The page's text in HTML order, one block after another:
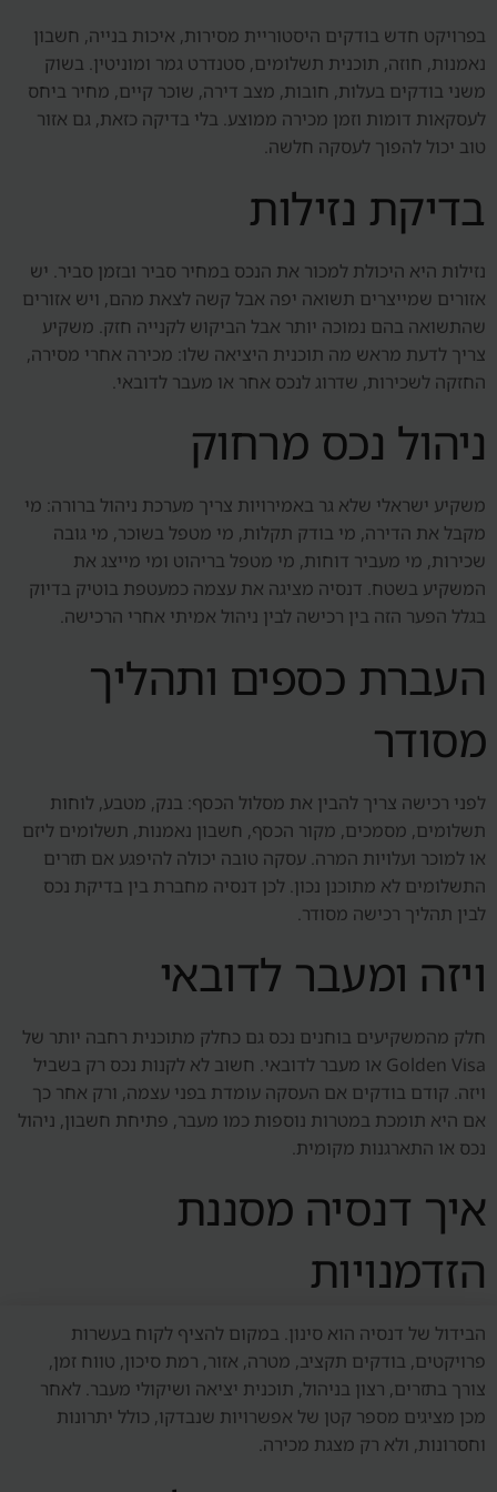
בפרויקט חדש בודקים היסטוריית מסירות, איכות בנייה, חשבון
נאמנות, חוזה, תוכנית תשלומים, סטנדרט גמר ומוניטין. בשוק
משני בודקים בעלות, חובות, מצב דירה, שוכר קיים, מחיר ביחס
לעסקאות דומות וזמן מכירה ממוצע. בלי בדיקה כזאת, גם אזור
טוב יכול להפוך לעסקה חלשה.
בדיקת נזילות
נזילות היא היכולת למכור את הנכס במחיר סביר ובזמן סביר. יש
אזורים שמייצרים תשואה יפה אבל קשה לצאת מהם, ויש אזורים
שהתשואה בהם נמוכה יותר אבל הביקוש לקנייה חזק. משקיע
צריך לדעת מראש מה תוכנית היציאה שלו: מכירה אחרי מסירה,
החזקה לשכירות, שדרוג לנכס אחר או מעבר לדובאי.
ניהול נכס מרחוק
משקיע ישראלי שלא גר באמירויות צריך מערכת ניהול ברורה: מי
מקבל את הדירה, מי בודק תקלות, מי מטפל בשוכר, מי גובה
שכירות, מי מעביר דוחות, מי מטפל בריהוט ומי מייצג את
המשקיע בשטח. דנסיה מציגה את עצמה כמעטפת בוטיק בדיוק
בגלל הפער הזה בין רכישה לבין ניהול אמיתי אחרי הרכישה.
העברת כספים ותהליך
מסודר
לפני רכישה צריך להבין את מסלול הכסף: בנק, מטבע, לוחות
תשלומים, מסמכים, מקור הכסף, חשבון נאמנות, תשלומים ליזם
או למוכר ועלויות המרה. עסקה טובה יכולה להיפגע אם תזרים
התשלומים לא מתוכנן נכון. לכן דנסיה מחברת בין בדיקת נכס
לבין תהליך רכישה מסודר.
ויזה ומעבר לדובאי
חלק מהמשקיעים בוחנים נכס גם כחלק מתוכנית רחבה יותר של
Golden Visa או מעבר לדובאי. חשוב לא לקנות נכס רק בשביל
ויזה. קודם בודקים אם העסקה עומדת בפני עצמה, ורק אחר כך
אם היא תומכת במטרות נוספות כמו מעבר, פתיחת חשבון, ניהול
נכס או התארגנות מקומית.
איך דנסיה מסננת
הזדמנויות
הבידול של דנסיה הוא סינון. במקום להציף לקוח בעשרות
פרויקטים, בודקים תקציב, מטרה, אזור, רמת סיכון, טווח זמן,
צורך בתזרים, רצון בניהול, תוכנית יציאה ושיקולי מעבר. לאחר
מכן מציגים מספר קטן של אפשרויות שנבדקו, כולל יתרונות
וחסרונות, ולא רק מצגת מכירה.